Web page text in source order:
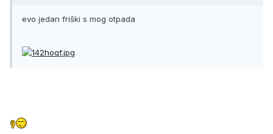
evo jedan friški s mog otpada